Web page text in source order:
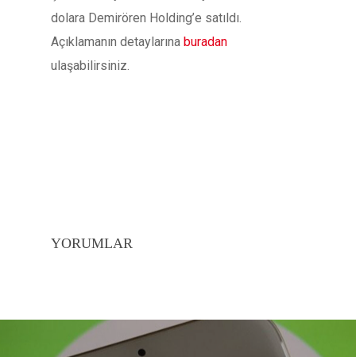
dolara Demirören Holding’e satıldı.
Açıklamanın detaylarına buradan
ulaşabilirsiniz.
YORUMLAR